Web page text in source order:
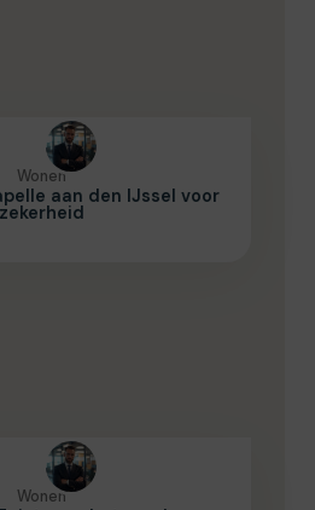
Wonen
aan den IJssel voor
zekerheid
Wonen